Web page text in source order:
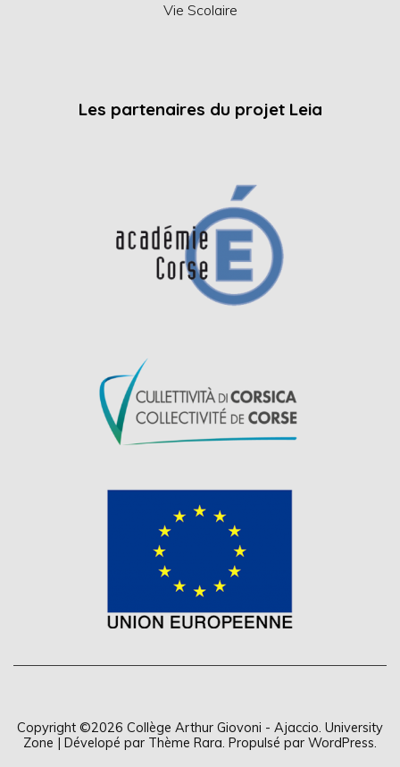
Vie Scolaire
Les partenaires du projet Leia
Copyright ©2026 Collège Arthur Giovoni - Ajaccio University
Zone | Dévelopé par Thème Rara . Propulsé par WordPress